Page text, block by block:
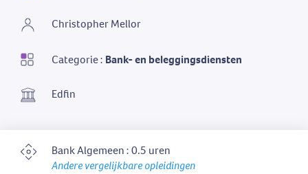
Christopher Mellor
Categorie : Bank- en beleggingsdiensten
Edfin
Bank Algemeen : 0.5 uren
Andere vergelijkbare opleidingen